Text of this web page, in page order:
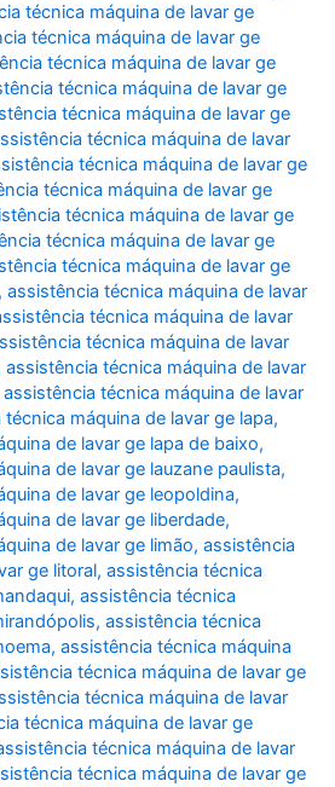
técnica máquina de lavar ge
técnica máquina de lavar ge
técnica máquina de lavar ge
técnica máquina de lavar ge
técnica máquina de lavar ge
técnica máquina de lavar
técnica máquina de lavar ge
técnica máquina de lavar ge
técnica máquina de lavar ge
técnica máquina de lavar ge
técnica máquina de lavar ge
,assistência técnica máquina de lavar
técnica máquina de lavar
técnica máquina de lavar
assistência técnica máquina de lavar
assistência técnica máquina de lavar
máquina de lavar ge lapa,
de lavar ge lapa de baixo,
de lavar ge lauzane paulista,
de lavar ge leopoldina,
de lavar ge liberdade,
de lavar ge limão,assistência
ge litoral,assistência técnica
,assistência técnica
,assistência técnica
,assistência técnica máquina
técnica máquina de lavar ge
técnica máquina de lavar
técnica máquina de lavar ge
técnica máquina de lavar
técnica máquina de lavar ge